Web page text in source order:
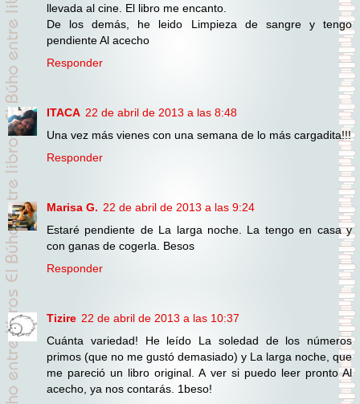
llevada al cine. El libro me encanto.
De los demás, he leido Limpieza de sangre y tengo
pendiente Al acecho
Responder
ITACA 22 de abril de 2013 a las 8:48
Una vez más vienes con una semana de lo más cargadita!!!
Responder
Marisa G. 22 de abril de 2013 a las 9:24
Estaré pendiente de La larga noche. La tengo en casa y
con ganas de cogerla. Besos
Responder
Tizire 22 de abril de 2013 a las 10:37
Cuánta variedad! He leído La soledad de los números
primos (que no me gustó demasiado) y La larga noche, que
me pareció un libro original. A ver si puedo leer pronto Al
acecho, ya nos contarás. 1beso!